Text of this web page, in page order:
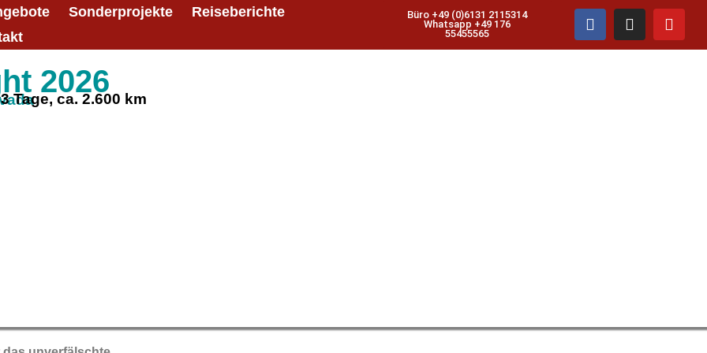
Sonderprojekte
Reiseberichte
Büro +49 (0)6131 2115314
Whatsapp +49 176
55455565
2026
Tage, ca. 2.600 km